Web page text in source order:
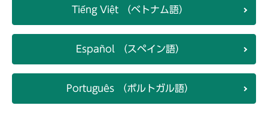
Tiếng Việt （ベトナム語）
Español （スペイン語）
Português （ポルトガル語）